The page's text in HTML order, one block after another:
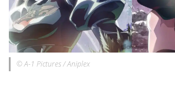
© A-1 Pictures / Aniplex